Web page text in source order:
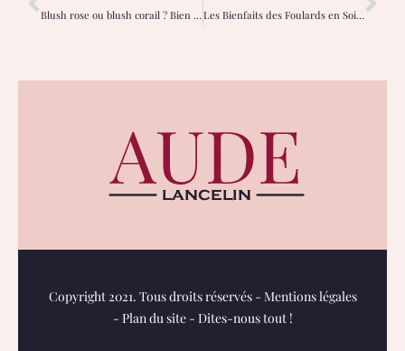
Blush rose ou blush corail ? Bien choisir selon votre carnation Les Bienfaits des Foulards en Soie pour vos Cheveux et votre Peau
Copyright 2021. Tous droits réservés - Mentions légales
- Plan du site- Dites-nous tout !